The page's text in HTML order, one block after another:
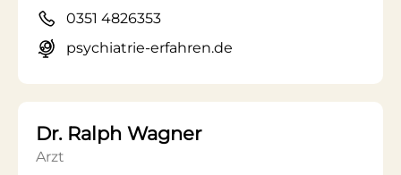
0351 4826353
psychiatrie-erfahren.de
Dr. Ralph Wagner
Arzt